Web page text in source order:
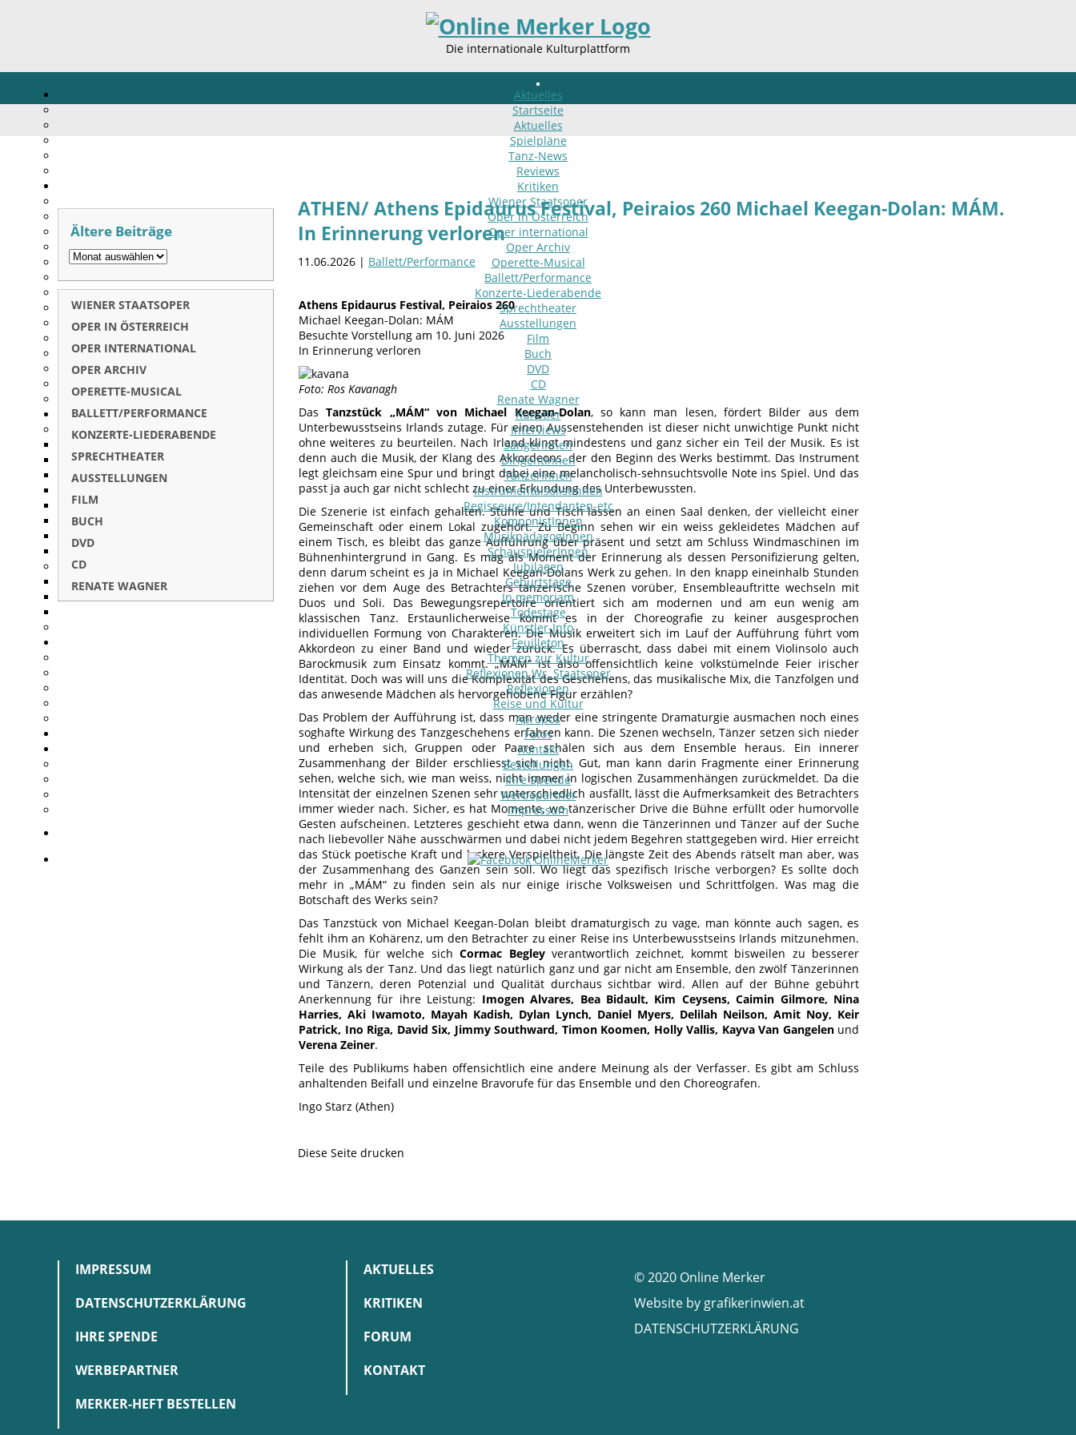
Die internationale Kulturplattform
Aktuelles
Startseite
Aktuelles
Spielpläne
Tanz-News
Reviews
Kritiken
Wiener Staatsoper
Oper in Österreich
Oper international
Oper Archiv
Operette-Musical
Ballett/Performance
Konzerte-Liederabende
Sprechtheater
Ausstellungen
Film
Buch
DVD
CD
Renate Wagner
Künstler
Interviews
SängerInnen
DirigentInnen
TänzerInnen
InstrumentalsolistInnen
Regisseure/Intendanten-etc
KomponistInnen
MusikpädagogInnen
SchauspielerInnen
Jubilaeen
Geburtstage
In memoriam
Todestage
Künstler-Info
Feuilleton
Themen zur Kultur
Reflexionen Wr. Staatsoper
Reflexionen
Reise und Kultur
Apropos
Fotos
Kontakt
Bestellungen
Ihre Spende
Werbepartner
Impressum
ATHEN/ Athens Epidaurus Festival, Peiraios 260 Michael Keegan-Dolan: MÁM.
In Erinnerung verloren
11.06.2026 | Ballett/Performance
Athens Epidaurus Festival, Peiraios 260
Michael Keegan-Dolan: MÁM
Besuchte Vorstellung am 10. Juni 2026
In Erinnerung verloren
Foto: Ros Kavanagh
DasTanzstück „MÁM“ von Michael Keegan-Dolan, so kann man lesen, fördert Bilder aus dem
Unterbewusstseins Irlands zutage. Für einen Aussenstehenden ist dieser nicht unwichtige Punkt nicht
ohne weiteres zu beurteilen. Nach Irland klingt mindestens und ganz sicher ein Teil der Musik. Es ist
denn auch die Musik, der Klang des Akkordeons, der den Beginn des Werks bestimmt. Das Instrument
legt gleichsam eine Spur und bringt dabei eine melancholisch-sehnsuchtsvolle Note ins Spiel. Und das
passt ja auch gar nicht schlecht zu einer Erkundung des Unterbewussten.
Die Szenerie ist einfach gehalten. Stühle und Tisch lassen an einen Saal denken, der vielleicht einer
Gemeinschaft oder einem Lokal zugehört. Zu Beginn sehen wir ein weiss gekleidetes Mädchen auf
einem Tisch, es bleibt das ganze Aufführung über präsent und setzt am Schluss Windmaschinen im
Bühnenhintergrund in Gang. Es mag als Moment der Erinnerung als dessen Personifizierung gelten,
denn darum scheint es ja in Michael Keegan-Dolans Werk zu gehen. In den knapp eineinhalb Stunden
ziehen vor dem Auge des Betrachters tänzerische Szenen vorüber, Ensembleauftritte wechseln mit
Duos und Soli. Das Bewegungsrepertoire orientiert sich am modernen und am eun wenig am
klassischen Tanz. Erstaunlicherweise kommt es in der Choreografie zu keiner ausgesprochen
individuellen Formung von Charakteren. Die Musik erweitert sich im Lauf der Aufführung führt vom
Akkordeon zu einer Band und wieder zurück. Es überrascht, dass dabei mit einem Violinsolo auch
Barockmusik zum Einsatz kommt. „MÁM“ ist also offensichtlich keine volkstümelnde Feier irischer
Identität. Doch was will uns die Komplexität des Geschehens, das musikalische Mix, die Tanzfolgen und
das anwesende Mädchen als hervorgehobene Figur erzählen?
Das Problem der Aufführung ist, dass man weder eine stringente Dramaturgie ausmachen noch eines
soghafte Wirkung des Tanzgeschehens erfahren kann. Die Szenen wechseln, Tänzer setzen sich nieder
und erheben sich, Gruppen oder Paare schälen sich aus dem Ensemble heraus. Ein innerer
Zusammenhang der Bilder erschliesst sich nicht. Gut, man kann darin Fragmente einer Erinnerung
sehen, welche sich, wie man weiss, nicht immer in logischen Zusammenhängen zurückmeldet. Da die
Intensität der einzelnen Szenen sehr unterschiedlich ausfällt, lässt die Aufmerksamkeit des Betrachters
immer wieder nach. Sicher, es hat Momente, wo tänzerischer Drive die Bühne erfüllt oder humorvolle
Gesten aufscheinen. Letzteres geschieht etwa dann, wenn die Tänzerinnen und Tänzer auf der Suche
nach liebevoller Nähe ausschwärmen und dabei nicht jedem Begehren stattgegeben wird. Hier erreicht
das Stück poetische Kraft und lockere Verspieltheit. Die längste Zeit des Abends rätselt man aber, was
der Zusammenhang des Ganzen sein soll. Wo liegt das spezifisch Irische verborgen? Es sollte doch
mehr in „MÁM“ zu finden sein als nur einige irische Volksweisen und Schrittfolgen. Was mag die
Botschaft des Werks sein?
Das Tanzstück von Michael Keegan-Dolan bleibt dramaturgisch zu vage, man könnte auch sagen, es
fehlt ihm an Kohärenz, um den Betrachter zu einer Reise ins Unterbewusstseins Irlands mitzunehmen.
Die Musik, für welche sich Cormac Begleyverantwortlich zeichnet, kommt bisweilen zu besserer
Wirkung als der Tanz. Und das liegt natürlich ganz und gar nicht am Ensemble, den zwölf Tänzerinnen
und Tänzern, deren Potenzial und Qualität durchaus sichtbar wird. Allen auf der Bühne gebührt
Anerkennung für ihre Leistung: Imogen Alvares, Bea Bidault, Kim Ceysens, Caimin Gilmore, Nina
Harries, Aki Iwamoto, Mayah Kadish, Dylan Lynch, Daniel Myers, Delilah Neilson, Amit Noy, Keir
Patrick, Ino Riga, David Six, Jimmy Southward, Timon Koomen, Holly Vallis, Kayva Van Gangelenund
Verena Zeiner.
Teile des Publikums haben offensichtlich eine andere Meinung als der Verfasser. Es gibt am Schluss
anhaltenden Beifall und einzelne Bravorufe für das Ensemble und den Choreografen.
Ingo Starz (Athen)
Diese Seite drucken
Ältere Beiträge
WIENER STAATSOPER
OPER IN ÖSTERREICH
OPER INTERNATIONAL
OPER ARCHIV
OPERETTE-MUSICAL
BALLETT/PERFORMANCE
KONZERTE-LIEDERABENDE
SPRECHTHEATER
AUSSTELLUNGEN
FILM
BUCH
DVD
CD
RENATE WAGNER
IMPRESSUM
DATENSCHUTZERKLÄRUNG
IHRE SPENDE
WERBEPARTNER
MERKER-HEFT BESTELLEN
AKTUELLES
KRITIKEN
FORUM
KONTAKT
© 2020 Online Merker
Website by grafikerinwien.at
DATENSCHUTZERKLÄRUNG